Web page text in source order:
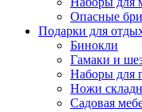
Опасные
Подарки для
Бинокли
Гамаки и
Наборы для
Ножи
Садовая